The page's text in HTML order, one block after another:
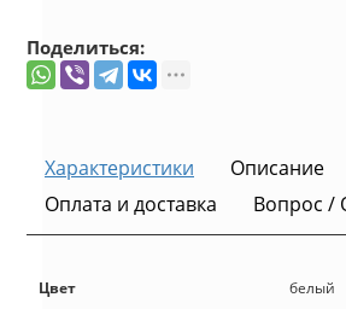
Поделиться:
Характеристики Описание
Оплата и доставка
Вопрос /
Цвет белый